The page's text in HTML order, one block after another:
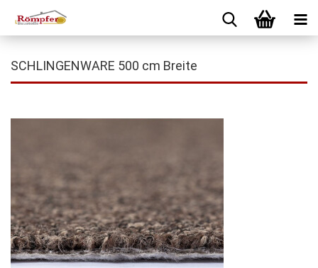
SCHLINGENWARE 500 cm Breite